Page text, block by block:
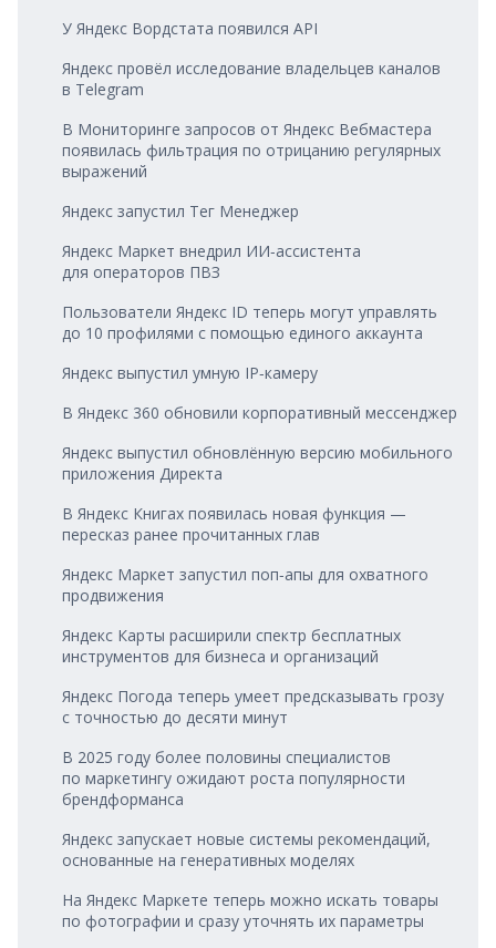
У Яндекс Вордстата появился API
Яндекс провёл исследование владельцев каналов
в Telegram
В Мониторинге запросов от Яндекс Вебмастера
появилась фильтрация по отрицанию регулярных
выражений
Яндекс запустил Тег Менеджер
Яндекс Маркет внедрил ИИ‑ассистента
для операторов ПВЗ
Пользователи Яндекс ID теперь могут управлять
до 10 профилями с помощью единого аккаунта
Яндекс выпустил умную IP‑камеру
В Яндекс 360 обновили корпоративный мессенджер
Яндекс выпустил обновлённую версию мобильного
приложения Директа
В Яндекс Книгах появилась новая функция —
пересказ ранее прочитанных глав
Яндекс Маркет запустил поп‑апы для охватного
продвижения
Яндекс Карты расширили спектр бесплатных
инструментов для бизнеса и организаций
Яндекс Погода теперь умеет предсказывать грозу
с точностью до десяти минут
В 2025 году более половины специалистов
по маркетингу ожидают роста популярности
брендформанса
Яндекс запускает новые системы рекомендаций,
основанные на генеративных моделях
На Яндекс Маркете теперь можно искать товары
по фотографии и сразу уточнять их параметры